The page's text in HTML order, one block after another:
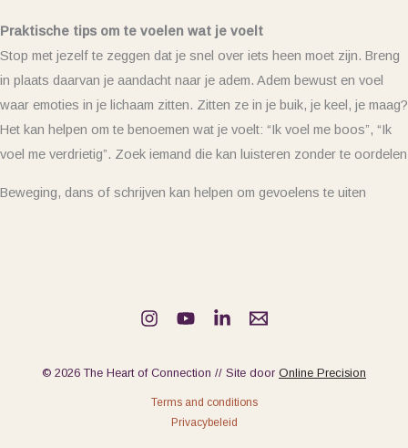
Praktische tips om te voelen wat je voelt
Stop met jezelf te zeggen dat je snel over iets heen moet zijn. Breng
in plaats daarvan je aandacht naar je adem. Adem bewust en voel
waar emoties in je lichaam zitten. Zitten ze in je buik, je keel, je maag?
Het kan helpen om te benoemen wat je voelt: “Ik voel me boos”, “Ik
voel me verdrietig”. Zoek iemand die kan luisteren zonder te oordelen
Beweging, dans of schrijven kan helpen om gevoelens te uiten
© 2026 The Heart of Connection // Site door Online Precision
Terms and conditions
Privacybeleid